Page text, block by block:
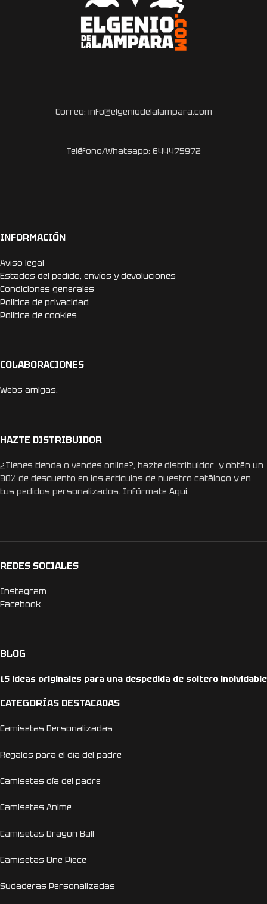
Correo: info@elgeniodelalampara.com
Teléfono/Whatsapp: 644475972
INFORMACIÓN
Aviso legal
Estados del pedido, envíos y devoluciones
Condiciones generales
Politica de privacidad
Politica de cookies
COLABORACIONES
Webs amigas.
HAZTE DISTRIBUIDOR
¿Tienes tienda o vendes online?, hazte distribuidor y obtén un
30% de descuento en los artículos de nuestro catálogo y en
tus pedidos personalizados. Infórmate Aquí.
REDES SOCIALES
Instagram
Facebook
BLOG
15 ideas originales para una despedida de soltero inolvidable
CATEGORÍAS DESTACADAS
Camisetas Personalizadas
Regalos para el día del padre
Camisetas día del padre
Camisetas Anime
Camisetas Dragon Ball
Camisetas One Piece
Sudaderas Personalizadas